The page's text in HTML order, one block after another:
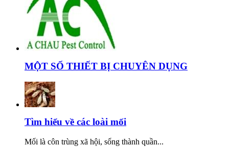
MỘT SỐ THIẾT BỊ CHUYÊN DỤNG
Tìm hiểu về các loài mối
Mối là côn trùng xã hội, sống thành quần...